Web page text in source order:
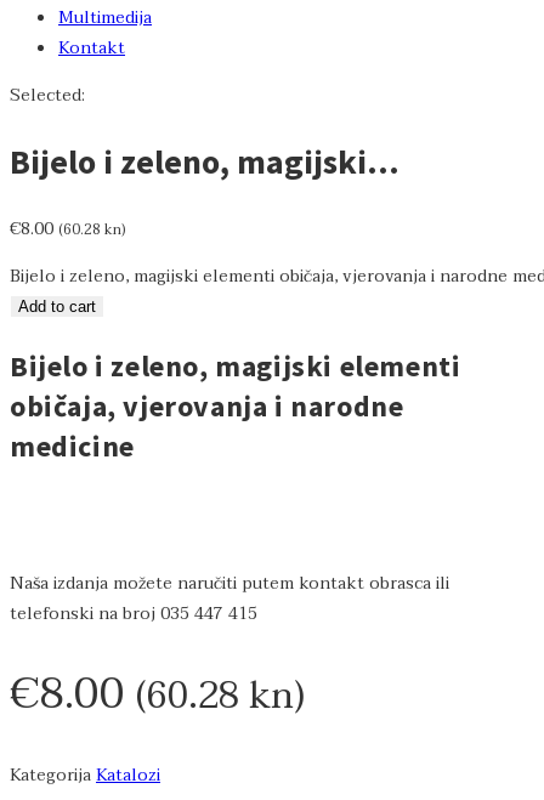
Multimedija
Kontakt
Selected:
Bijelo i zeleno, magijski…
€8.00 (60.28 kn)
Bijelo i zeleno, magijski elementi običaja, vjerovanja i narodne
Add to cart
Bijelo i zeleno, magijski elementi
običaja, vjerovanja i narodne
medicine
Naša izdanja možete naručiti putem kontakt obrasca ili
telefonski na broj 035 447 415
€8.00 (60.28 kn)
KategorijaKatalozi